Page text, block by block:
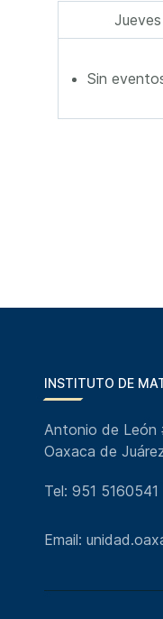
Sin
INSTITUTO DE
Antonio de León
Oaxaca de
Tel: 951
Email: